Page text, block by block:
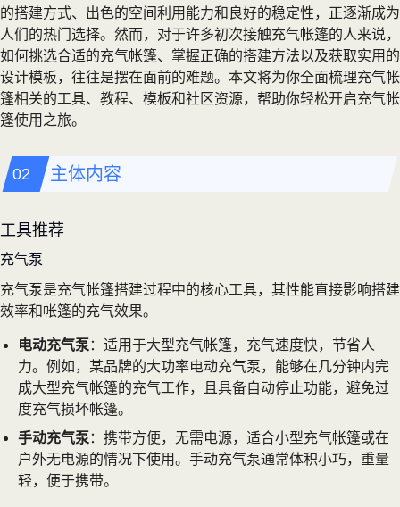
的搭建方式、出色的空间利用能力和良好的稳定性，正逐渐成为
人们的热门选择。然而，对于许多初次接触充气帐篷的人来说，
如何挑选合适的充气帐篷、掌握正确的搭建方法以及获取实用的
设计模板，往往是摆在面前的难题。本文将为你全面梳理充气帐
篷相关的工具、教程、模板和社区资源，帮助你轻松开启充气帐
篷使用之旅。
主体内容
工具推荐
充气泵
充气泵是充气帐篷搭建过程中的核心工具，其性能直接影响搭建
效率和帐篷的充气效果。
电动充气泵 ：适用于大型充气帐篷，充气速度快，节省人
力。例如，某品牌的大功率电动充气泵，能够在几分钟内完
成大型充气帐篷的充气工作，且具备自动停止功能，避免过
度充气损坏帐篷。
手动充气泵 ：携带方便，无需电源，适合小型充气帐篷或在
户外无电源的情况下使用。手动充气泵通常体积小巧，重量
轻，便于携带。